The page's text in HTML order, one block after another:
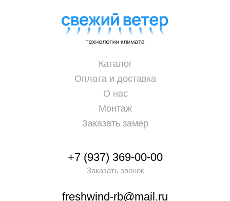
+7 (937) 369-00-00
Заказать звонок
freshwind-rb@mail.ru
Каталог
Оплата и доставка
О нас
Монтаж
Заказать замер